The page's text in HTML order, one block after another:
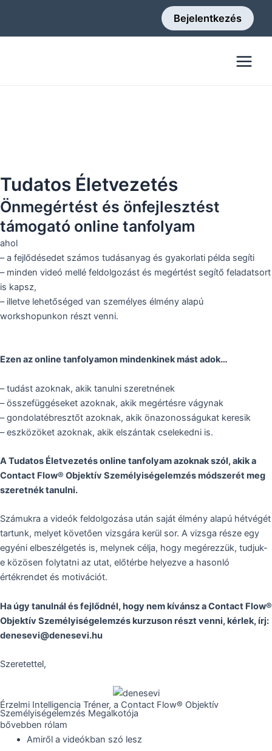
content
Bejelentkezés
Tudatos Életvezetés
Önmegértést és önfejlesztést
támogató online tanfolyam
ahol
– a fejlődésedet számos tudásanyag és gyakorlati példa segíti
– minden videó mellé feldolgozást és megértést segítő feladatsort
is kapsz,
– illetve lehetőséged van személyes élmény alapú
workshopunkon részt venni.
Ezen az online tanfolyamon mindenkinek mást adok…
– tudást azoknak, akik tanulni szeretnének
– összefüggéseket azoknak, akik megértésre vágynak
– gondolatébresztőt azoknak, akik önazonosságukat keresik
– eszközöket azoknak, akik elszántak cselekedni is.
A Tudatos Életvezetés online tanfolyam azoknak szól, akik a
Contact Flow® Objektív Személyiségelemzés módszerétmeg
szeretnék tanulni.
Számukra a videók feldolgozása után saját élmény alapú hétvégét
tartunk, melyet követően vizsgára kerül sor. A vizsga része egy
egyéni elbeszélgetés is, melynek célja, hogy megérezzük, tudjuk-
e közösen folytatni az utat, előtérbe helyezve a hasonló
értékrendet és motivációt.
Ha úgy tanulnál és fejlődnél, hogy nem kívánsz a Contact Flow®
Objektív Személyiségelemzés kurzuson részt venni, kérlek, írj:
denesevi@denesevi.hu
Szeretettel,
Érzelmi Intelligencia Tréner, a Contact Flow® Objektív
Személyiségelemzés Megalkotója
bővebben rólam
Amiről a videókban szó lesz